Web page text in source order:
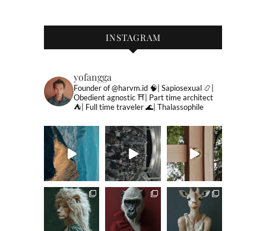
INSTAGRAM
yofangga
Founder of @harvm.id 🧠| Sapiosexual 📿|
Obedient agnostic⛩| Part time architect
⛺️| Full time traveler🌊| Thalassophile